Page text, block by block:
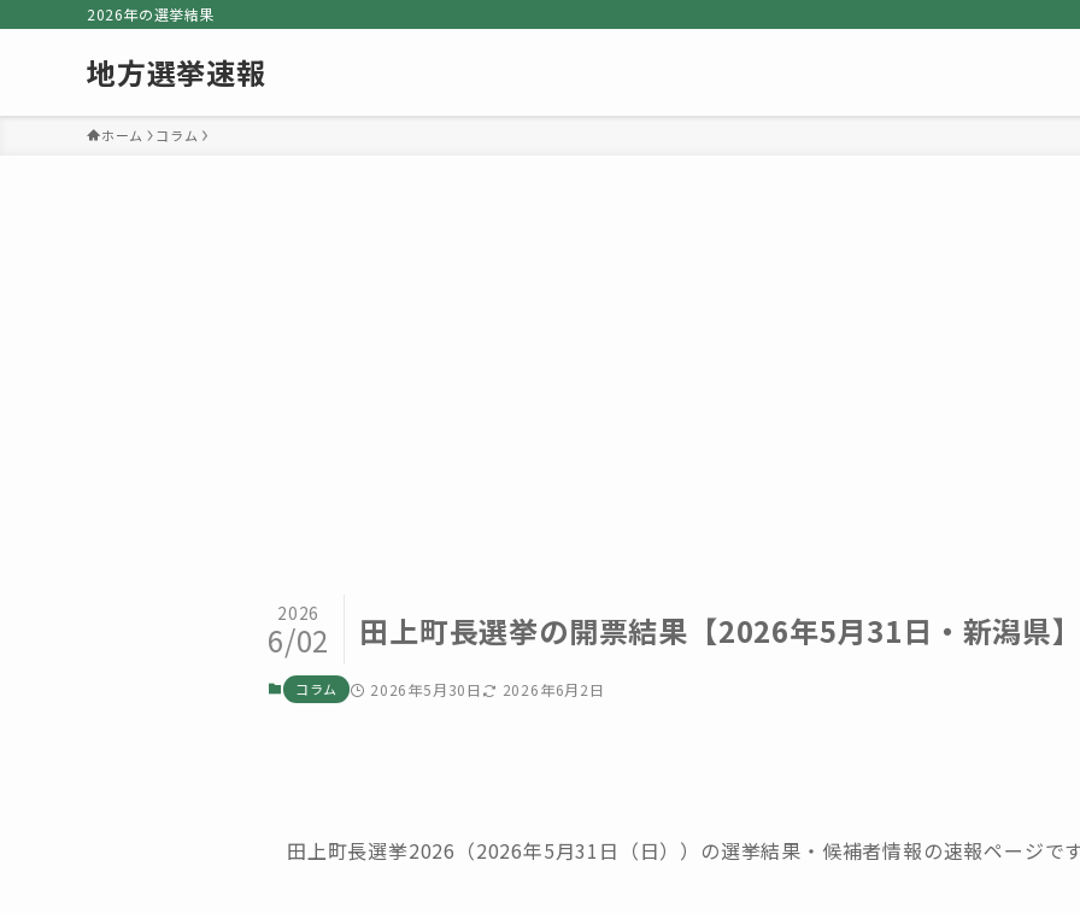
2026年の選挙結果
地方選挙速報
ホーム コラム
田上町長選挙の開票結果【2026年5月31日・新潟県
2026
6/02
コラム 2026年5月30日 2026年6月2日
田上町長選挙2026（2026年5月31日（日））の選挙結果・候補者情報の速報ページで